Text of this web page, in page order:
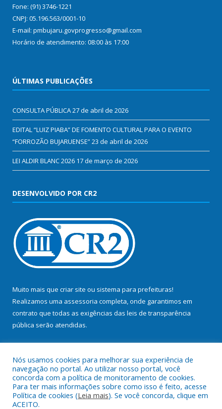
Fone: (91) 3746-1221
CNPJ: 05.196.563/0001-10
E-mail: pmbujaru.govprogresso@gmail.com
Horário de atendimento: 08:00 às 17:00
ÚLTIMAS PUBLICAÇÕES
CONSULTA PÚBLICA27 de abril de 2026
EDITAL “LUIZ PIABA” DE FOMENTO CULTURAL PARA O EVENTO
“FORROZÃO BUJARUENSE”23 de abril de 2026
LEI ALDIR BLANC 2026 17 de março de 2026
DESENVOLVIDO POR CR2
Muito mais que criar site ou sistema para prefeituras!
Realizamos uma assessoria completa, onde garantimos em
contrato que todas as exigências das leis de transparência
pública serão atendidas.
Todos os direitos reservados a Prefeitura Municipal de Bujaru.
Nós usamos cookies para melhorar sua experiência de
navegação no portal. Ao utilizar nosso portal, você
concorda com a política de monitoramento de cookies.
Para ter mais informações sobre como isso é feito, acesse
Política de cookies (Leia mais). Se você concorda, clique em
ACEITO.